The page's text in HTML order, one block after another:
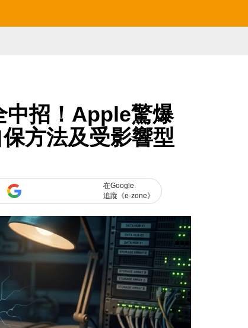
招！Apple驚爆
方法及受影響型
在Google
追蹤《e-zone》